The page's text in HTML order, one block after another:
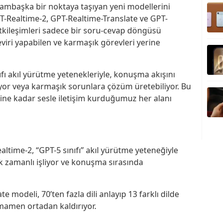
bir noktaya taşıyan yeni modellerini
2, GPT-Realtime-Translate ve GPT-
sadece bir soru-cevap döngüsü
yapabilen ve karmaşık görevleri yerine
akıl yürütme yetenekleriyle, konuşma akışını
veya karmaşık sorunlara çözüm üretebiliyor. Bu
kadar sesle iletişim kurduğumuz her alanı
2, “GPT-5 sınıfı” akıl yürütme yeteneğiyle
işliyor ve konuşma sırasında
modeli, 70’ten fazla dili anlayıp 13 farklı dilde
ortadan kaldırıyor.